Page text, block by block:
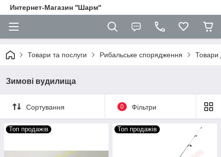
Интернет-Магазин ''Шарм''
Товари та послуги Рибальське спорядження Товари
Зимові вудилища
Сортування 0 Фільтри
Топ продажів Топ продажів